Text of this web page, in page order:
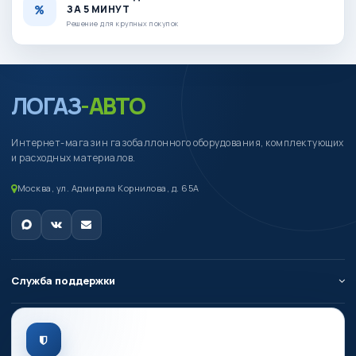
ЗА 5 МИНУТ
Решение для крупных покупок
ЛОГАЗ-АВТО
Интернет-магазин газобаллонного оборудования, комплектующих
и расходных материалов.
Москва, ул. Адмирала Корнилова, д. 65А
Служба поддержки
О компании